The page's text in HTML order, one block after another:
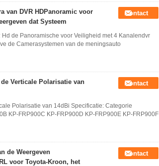
van DVR HDPanoramic voor
dat Systeem
Contact
de Panoramische voor Veiligheid met 4 Kanalendvr
de Camerasystemen van de meningsauto
Verticale Polarisatie van
Contact
Polarisatie van 14dBi Specificatie: Categorie
KP-FRP900C KP-FRP900D KP-FRP900E KP-FRP900F
de Weergeven
voor Toyota-Kroon, het
Contact